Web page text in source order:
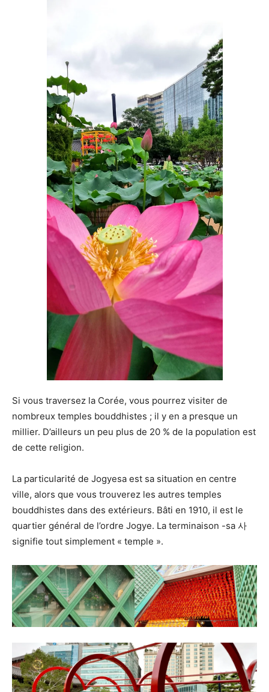
Si vous traversez la Corée, vous pourrez visiter de
nombreux temples bouddhistes ; il y en a presque un
millier. D’ailleurs un peu plus de 20 % de la population est
de cette religion.
La particularité de Jogyesa est sa situation en centre
ville, alors que vous trouverez les autres temples
bouddhistes dans des extérieurs. Bâti en 1910, il est le
quartier général de l’ordre Jogye. La terminaison -sa 사
signifie tout simplement « temple ».